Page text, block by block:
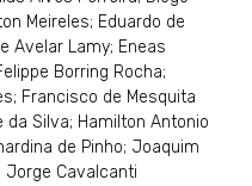
Meireles; Eduardo de
Avelar Lamy; Eneas
Borring Rocha;
Francisco de Mesquita
da Silva; Hamilton Antonio
de Pinho; Joaquim
Jorge Cavalcanti